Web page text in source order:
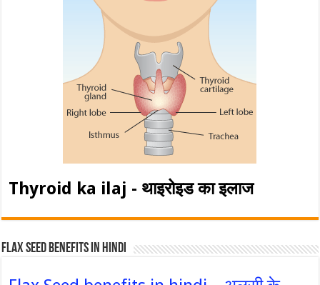
Thyroid ka ilaj - थाइरोइड का इलाज
Flax Seed Benefits in hindi